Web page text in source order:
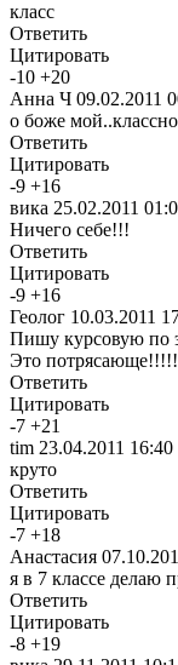
класс
Ответить
Цитировать
-10 +20
Анна Ч 09.02.2011
о боже
Ответить
Цитировать
-9 +16
вика 25.02.2011
Ничего себе!!!
Ответить
Цитировать
-9 +16
Геолог 10.03.2011
Пишу курсовую по
Это потрясающе!!!!!
Ответить
Цитировать
-7 +21
tim 23.04.2011 16:40
круто
Ответить
Цитировать
-7 +18
Анастасия
я в 7 классе делаю
Ответить
Цитировать
-8 +19